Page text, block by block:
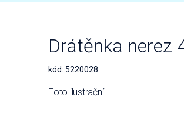
Drátěnka nerez
kód: 5220028
Foto ilustrační